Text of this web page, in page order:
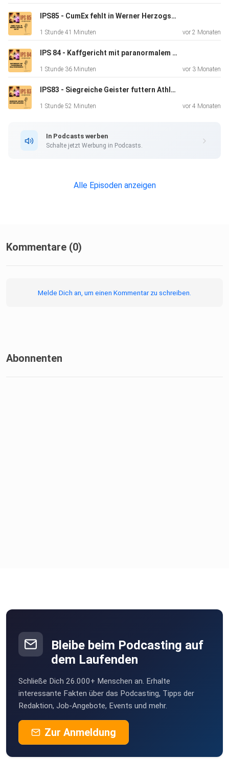
IPS85 - CumEx fehlt in Werner Herzogs Outfit
1 Stunde 41 Minuten vor 2 Monaten
IPS 84 - Kaffgericht mit paranormalem Hollywoodsnacks
1 Stunde 36 Minuten vor 3 Monaten
IPS83 - Siegreiche Geister futtern Athleten
1 Stunde 52 Minuten vor 4 Monaten
In Podcasts werben
Schalte jetzt Werbung in Podcasts.
Alle Episoden anzeigen
Kommentare (0)
Melde Dich an, um einen Kommentar zu schreiben.
Abonnenten
Bleibe beim Podcasting auf
dem Laufenden
Schließe Dich 26.000+ Menschen an. Erhalte
interessante Fakten über das Podcasting, Tipps der
Redaktion, Job-Angebote, Events und mehr.
Zur Anmeldung